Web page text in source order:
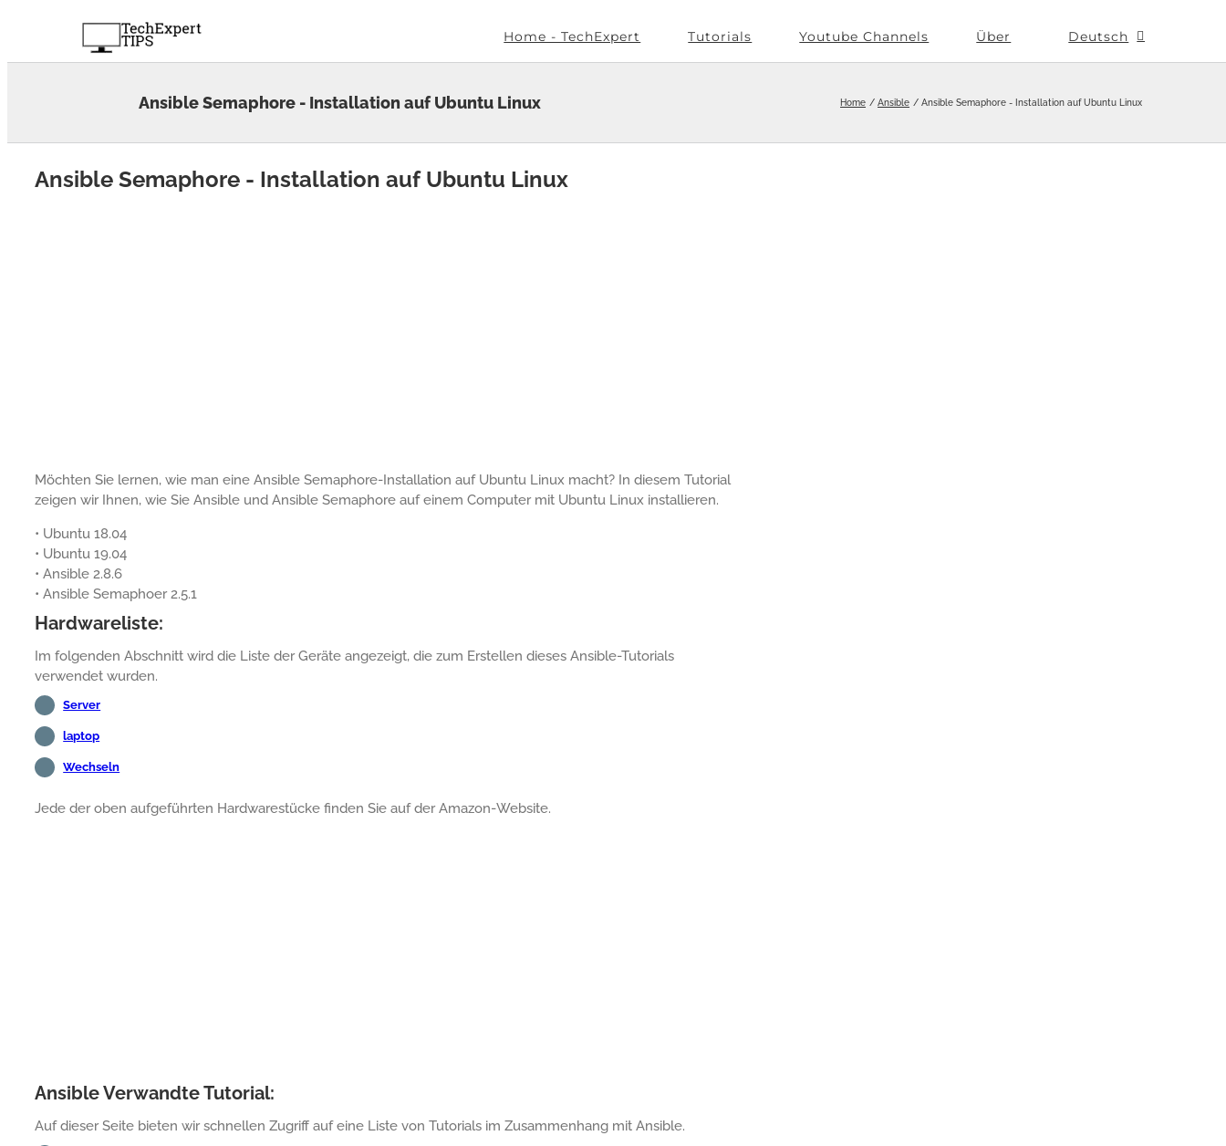
Home - TechExpert Tutorials Youtube Channels Über Deutsch
Ansible Semaphore - Installation auf Ubuntu Linux Home Ansible Ansible Semaphore - Installation auf Ubuntu Linux
Ansible Semaphore - Installation auf Ubuntu Linux
Möchten Sie lernen, wie man eine Ansible Semaphore-Installation auf Ubuntu Linux macht? In diesem Tutorial
zeigen wir Ihnen, wie Sie Ansible und Ansible Semaphore auf einem Computer mit Ubuntu Linux installieren.
• Ubuntu 18.04
• Ubuntu 19.04
• Ansible 2.8.6
• Ansible Semaphoer 2.5.1
Hardwareliste:
Im folgenden Abschnitt wird die Liste der Geräte angezeigt, die zum Erstellen dieses Ansible-Tutorials
verwendet wurden.
Server
laptop
Wechseln
Jede der oben aufgeführten Hardwarestücke finden Sie auf der Amazon-Website.
Ansible Verwandte Tutorial:
Auf dieser Seite bieten wir schnellen Zugriff auf eine Liste von Tutorials im Zusammenhang mit Ansible.